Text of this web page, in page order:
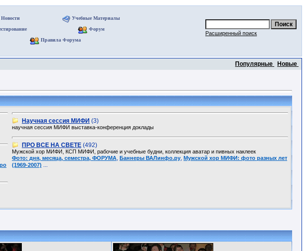
Новости
Учебные Материалы
Форум
Правила Форума
Расширенный поиск
Популярные
Новые
Научная сессия МИФИ (3)
научная сессия МИФИ выставка-конференция доклады
ПРО ВСЕ НА СВЕТЕ (492)
Мужской хор МИФИ, КСП МИФИ, рабочие и учебные будни, коллекция аватар и пивных наклеек
Фото: дня, месяца, семестра, ФОРУМА, Баннеры ВАЛинфо.ру, Мужской хор МИФИ: фото разных лет
(1969-2007) ...